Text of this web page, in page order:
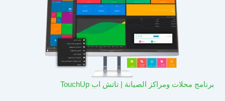
برنامج محلات ومراكز الصيانة | تاتش اب TouchUp